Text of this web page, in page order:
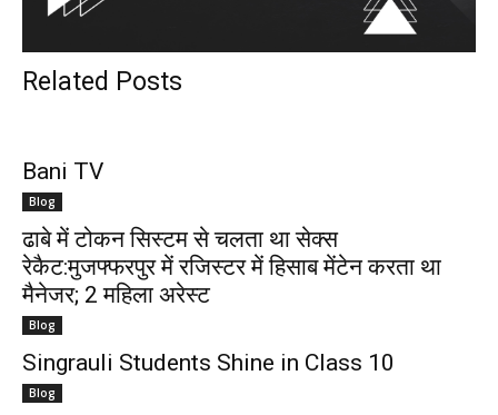
Related Posts
Bani TV
Blog
ढाबे में टोकन सिस्टम से चलता था सेक्स
रेकैट:मुजफ्फरपुर में रजिस्टर में हिसाब मेंटेन करता था
मैनेजर; 2 महिला अरेस्ट
Blog
Singrauli Students Shine in Class 10
Blog